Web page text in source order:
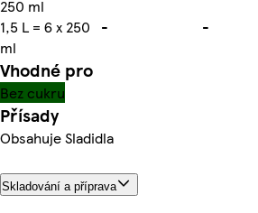
250 ml
1,5 L = 6 x 250
ml
- -
Vhodné pro
Bez cukru
Přísady
Obsahuje Sladidla
Skladování a příprava